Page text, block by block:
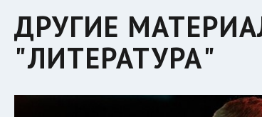
ДРУГИЕ
"ЛИТЕРАТУРА"